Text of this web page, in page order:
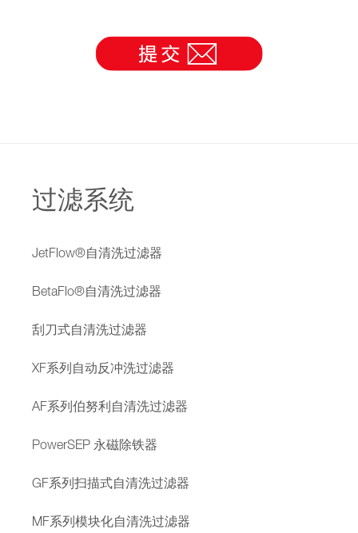
过滤系统
JetFlow®自清洗过滤器
BetaFlo®自清洗过滤器
刮刀式自清洗过滤器
XF系列自动反冲洗过滤器
AF系列伯努利自清洗过滤器
PowerSEP 永磁除铁器
GF系列扫描式自清洗过滤器
MF系列模块化自清洗过滤器